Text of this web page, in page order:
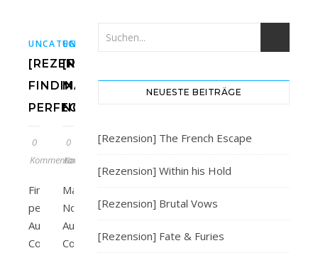
UNCATEGORIZED
[REZENSION]
FINDING
PERFECT
0
Kommentare
Finding
perfect
Autor/in:
Colleen
UNCATEGORIZED
[REZENSION]
MAYBE
NOW
0
Kommentare
Maybe
Now
Autor/in:
Colleen
NEUESTE BEITRÄGE
[Rezension] The French Escape
[Rezension] Within his Hold
[Rezension] Brutal Vows
[Rezension] Fate & Furies